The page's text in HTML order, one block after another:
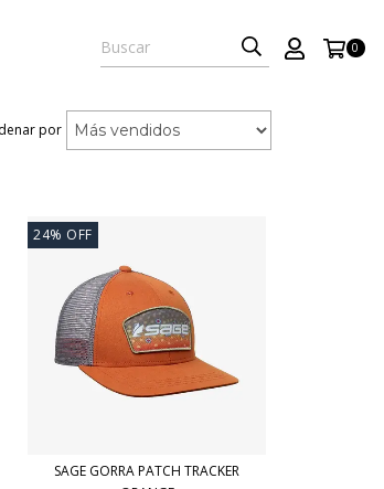
0
por
24% OFF
SAGE GORRA PATCH TRACKER